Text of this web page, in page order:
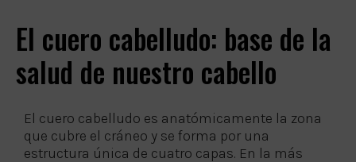
El cuero cabelludo: base de la
salud de nuestro cabello
El cuero cabelludo es anatómicamente la zona
que cubre el cráneo y se forma por una
estructura única de cuatro capas. En la más